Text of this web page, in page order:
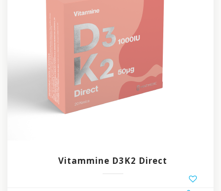
Vitammine D3K2 Direct